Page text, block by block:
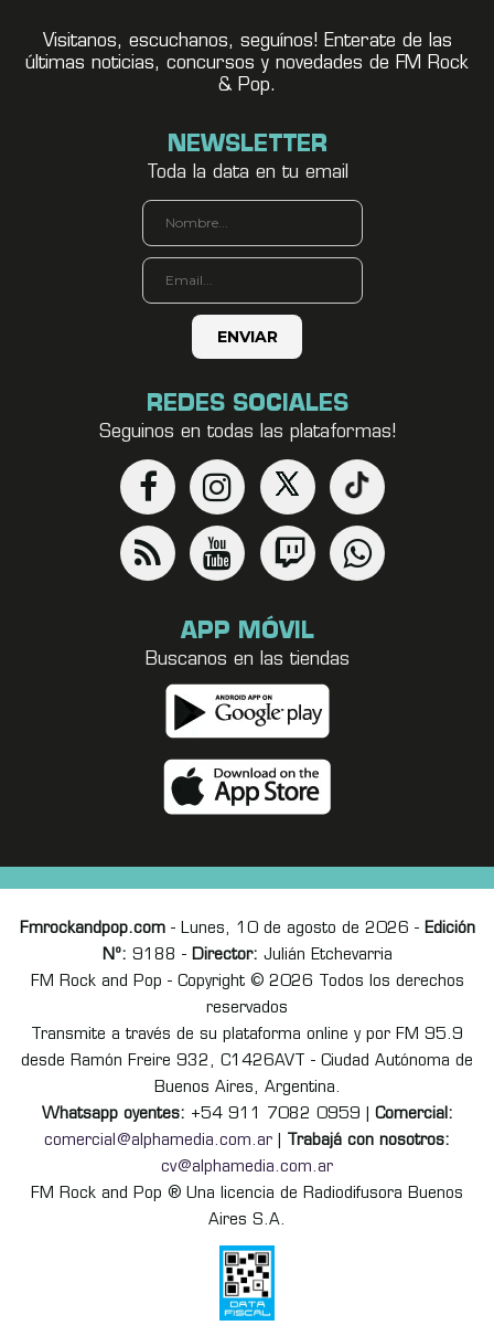
Visitanos, escuchanos, seguínos! Enterate de las
últimas noticias, concursos y novedades de FM Rock
& Pop.
NEWSLETTER
Toda la data en tu email
REDES SOCIALES
Seguinos en todas las plataformas!
APP MÓVIL
Buscanos en las tiendas
Fmrockandpop.com- Lunes, 10 de agosto de 2026 - Edición
Nº: 9188 - Director: Julián Etchevarria
FM Rock and Pop - Copyright © 2026 Todos los derechos
reservados
Transmite a través de su plataforma online y por FM 95.9
desde Ramón Freire 932, C1426AVT - Ciudad Autónoma de
Buenos Aires, Argentina.
Whatsapp oyentes: +54 911 7082 0959 | Comercial:
comercial@alphamedia.com.ar
Trabajá con nosotros:
cv@alphamedia.com.ar
FM Rock and Pop ® Una licencia de Radiodifusora Buenos
Aires S.A.